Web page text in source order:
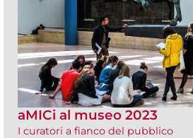
aMICi al museo 2023
I curatori a fianco del pubblico